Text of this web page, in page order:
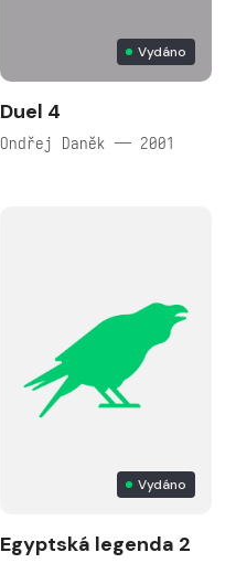
Vydáno
Duel 4
Ondřej Daněk — 2001
Vydáno
Egyptská legenda 2